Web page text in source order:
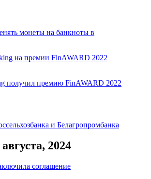
монеты на банкноты в
получил премию FinAWARD 2022
и Белагропромбанка
2024